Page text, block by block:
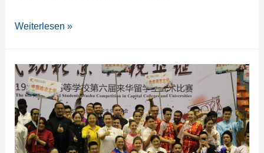
Weiterlesen »